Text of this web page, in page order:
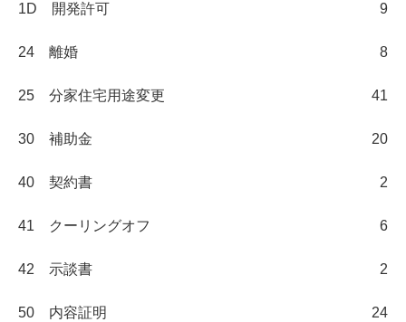
1D 開発許可 9
24 離婚 8
25 分家住宅用途変更 41
30 補助金 20
40 契約書 2
41 クーリングオフ 6
42 示談書 2
50 内容証明 24